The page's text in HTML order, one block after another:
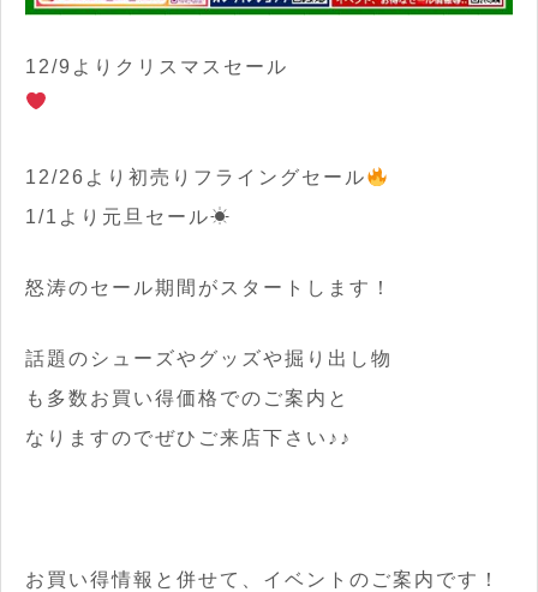
12/9よりクリスマスセール
12/26より初売りフライングセール
1/1より元旦セール☀
怒涛のセール期間がスタートします！
話題のシューズやグッズや掘り出し物
も多数お買い得価格でのご案内と
なりますのでぜひご来店下さい♪♪
お買い得情報と併せて、イベントのご案内です！